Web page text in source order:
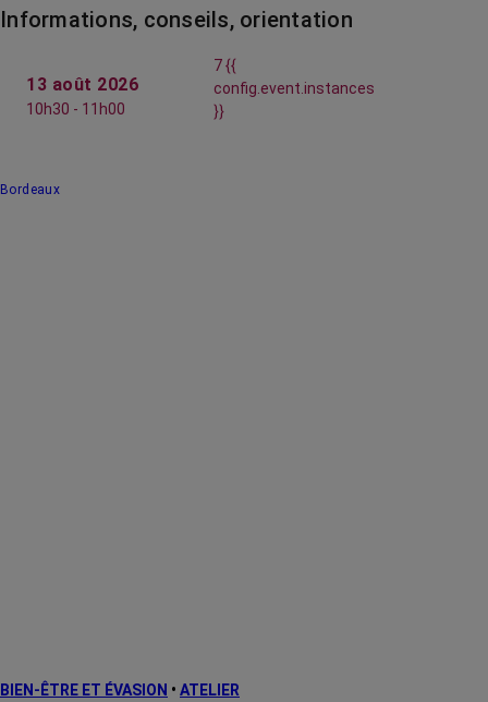
Informations, conseils, orientation
13 août 2026
10h30 - 11h00
7 {{
config.event.instances
}}
Bordeaux
BIEN-ÊTRE ET ÉVASION • ATELIER